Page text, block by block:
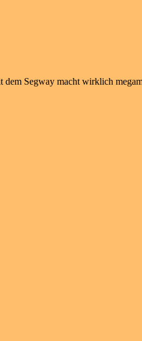
Segway macht wirklich